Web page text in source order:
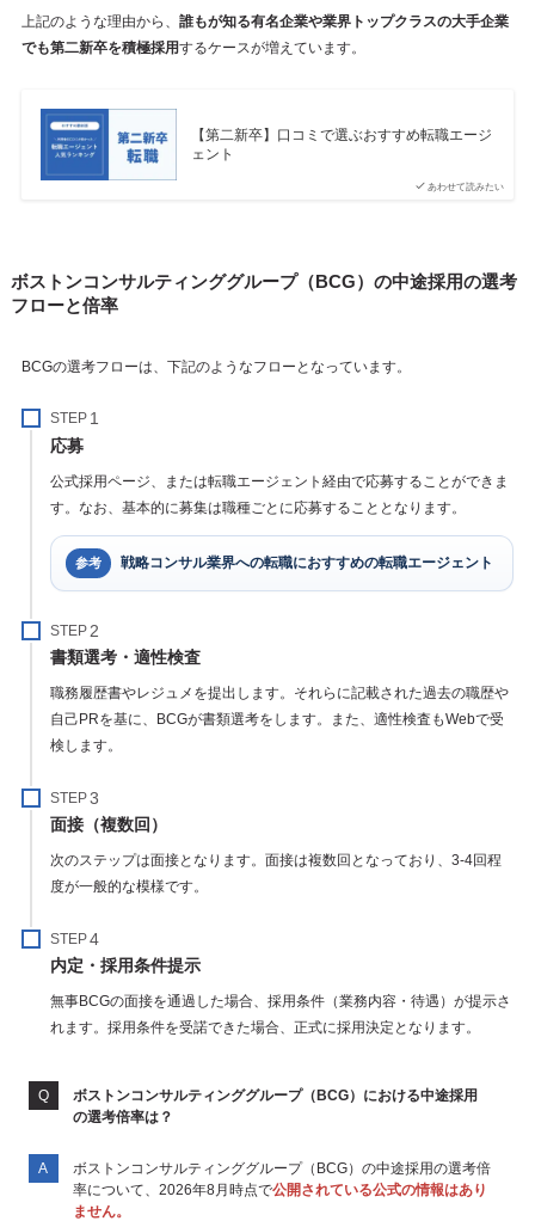
上記のような理由から、 誰もが知る有名企業や業界トップクラスの大手企業
でも第二新卒を積極採用するケースが増えています。
あわせて読みたい
【第二新卒】口コミで選ぶおすすめ転職エージ
ェント
ボストンコンサルティンググループ（BCG）の中途採用の選考
フローと倍率
BCGの選考フローは、下記のようなフローとなっています。
STEP
応募
公式採用ページ、または転職エージェント経由で応募することができま
す。なお、基本的に募集は職種ごとに応募することとなります。
参考 戦略コンサル業界への転職におすすめの転職エージェント
STEP
書類選考・適性検査
職務履歴書やレジュメを提出します。それらに記載された過去の職歴や
自己PRを基に、BCGが書類選考をします。また、適性検査もWebで受
検します。
STEP
面接（複数回）
次のステップは面接となります。面接は複数回となっており、3-4回程
度が一般的な模様です。
STEP
内定・採用条件提示
無事BCGの面接を通過した場合、採用条件（業務内容・待遇）が提示さ
れます。採用条件を受諾できた場合、正式に採用決定となります。
ボストンコンサルティンググループ（BCG）における中途採用
の選考倍率は？
ボストンコンサルティンググループ（BCG）の中途採用の選考倍
率について、2026年8月時点で公開されている公式の情報はあり
ません。